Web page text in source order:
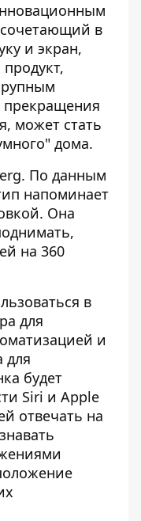
в
и экран,
прекращения
может стать
дома.
По данным
напоминает
Она
на 360
в
для
и
для
будет
Siri и Apple
отвечать на